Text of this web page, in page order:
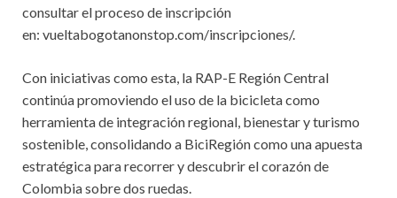
consultar el proceso de inscripción
en: vueltabogotanonstop.com/inscripciones/.
Con iniciativas como esta, la RAP-E Región Central
continúa promoviendo el uso de la bicicleta como
herramienta de integración regional, bienestar y turismo
sostenible, consolidando a BiciRegión como una apuesta
estratégica para recorrer y descubrir el corazón de
Colombia sobre dos ruedas.